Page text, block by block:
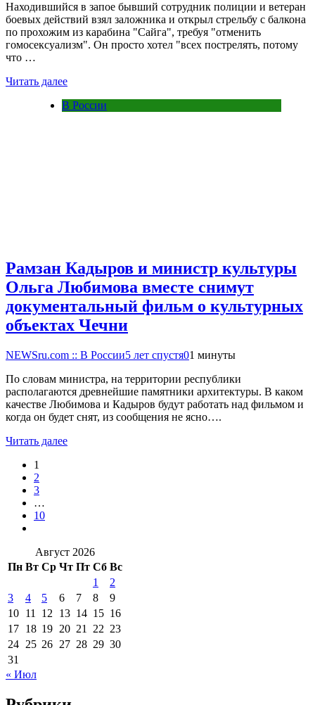
Находившийся в запое бывший сотрудник полиции и ветеран
боевых действий взял заложника и открыл стрельбу с балкона
по прохожим из карабина "Сайга", требуя "отменить
гомосексуализм". Он просто хотел "всех пострелять, потому
что …
Читать далее
В России
Рамзан Кадыров и министр культуры
Ольга Любимова вместе снимут
документальный фильм о культурных
объектах Чечни
NEWSru.com :: В России5 лет спустя01 минуты
По словам министра, на территории республики
располагаются древнейшие памятники архитектуры. В каком
качестве Любимова и Кадыров будут работать над фильмом и
когда он будет снят, из сообщения не ясно….
Читать далее
1
2
3
…
10
Август 2026
Пн Вт Ср Чт Пт Сб Вс
1
2
3
4 5 6 7 8
9
10 11 12 13 14 15 16
17 18 19 20 21 22 23
24 25 26 27 28 29 30
31
« Июл